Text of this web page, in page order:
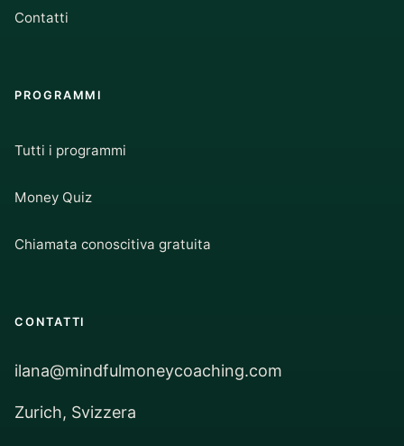
Contatti
PROGRAMMI
Tutti i programmi
Money Quiz
Chiamata conoscitiva gratuita
CONTATTI
ilana@mindfulmoneycoaching.com
Zurich, Svizzera